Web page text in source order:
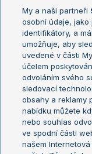
Žebříček ATP (muži)
Žebříček WTA (ženy)
Sázkařský žebříček
Aktualní trendy
Fotbalové přestupy
Livesport Daily
My a naši partneři
osobní údaje,
identifikátory, a
umožňuje, aby
uvedené v části
účelem
odvoláním svého
sledovací
obsahy a reklamy
nabídku můžete
nebo souhlas
ve spodní části
našem